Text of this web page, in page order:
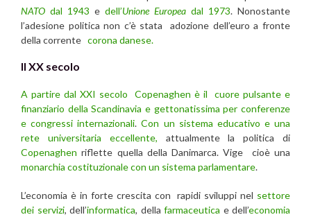
NATO dal 1943 e dell’Unione Europea dal 1973. Nonostante
l’adesione politica non c’è stata adozione dell’euro a fronte
della corrente corona danese.
Il XX secolo
A partire dal XXI secolo Copenaghen è il cuore pulsante e
finanziario della Scandinavia e gettonatissima per conferenze
e congressi internazionali.Con un sistema educativo e una
rete universitaria eccellente, attualmente la politica di
Copenaghen riflette quella della Danimarca. Vige cioè una
monarchia costituzionale con un sistema parlamentare.
L’economia è in forte crescita con rapidi sviluppi nel settore
dei servizi, dell’informatica, della farmaceutica e dell’economia